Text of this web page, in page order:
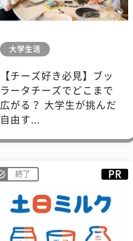
大学生活
【チーズ好き必見】ブッ
ラータチーズでどこまで
広がる？ 大学生が挑んだ
自由す...
終了 PR